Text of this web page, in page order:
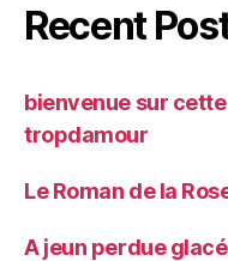
Recent
bienvenue sur
tropdamour
Le Roman de la
A jeun perdue